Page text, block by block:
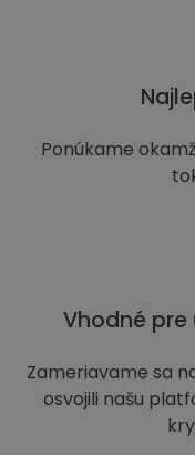
Ponúkame
Vhodné
Zameriavame sa
osvojili našu